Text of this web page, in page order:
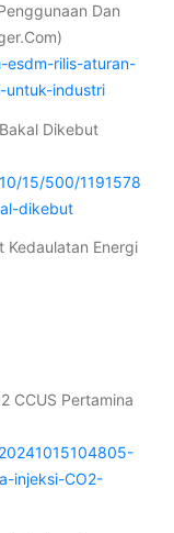
Dan
esdm-rilis-aturan-
untuk-industri
Dikebut
15/500/1191578
dikebut
Kedaulatan Energi
CCUS Pertamina
injeksi-CO2-